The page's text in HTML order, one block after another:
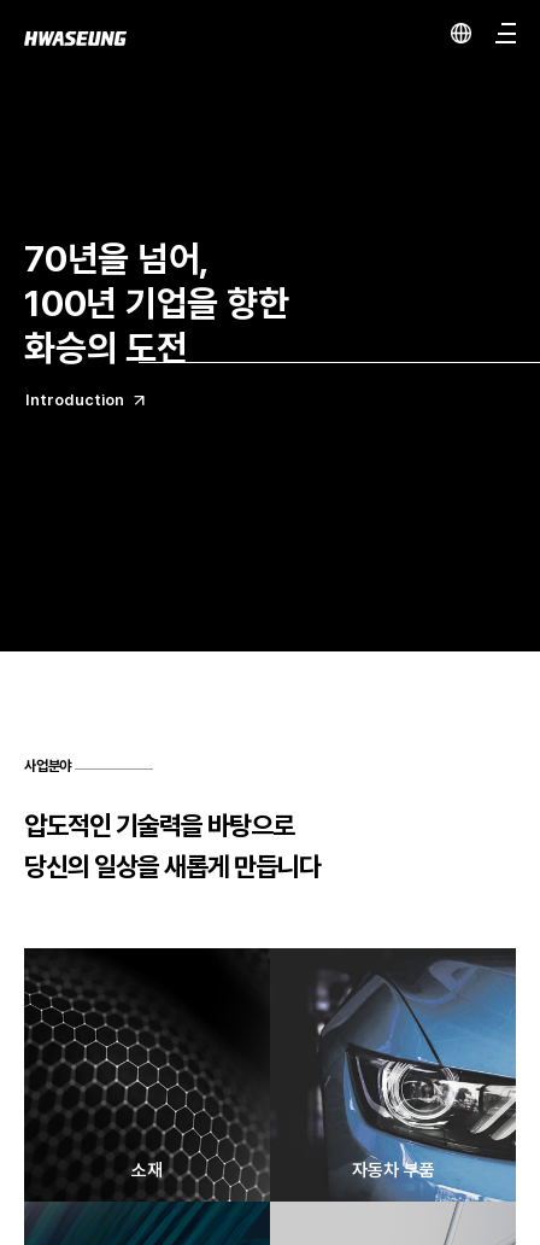
70년을 넘어,
100년 기업을 향한
화승의 도전
Introduction
사업분야
압도적인 기술력을 바탕으로
당신의 일상을 새롭게 만듭니다
소재 자동차 부품